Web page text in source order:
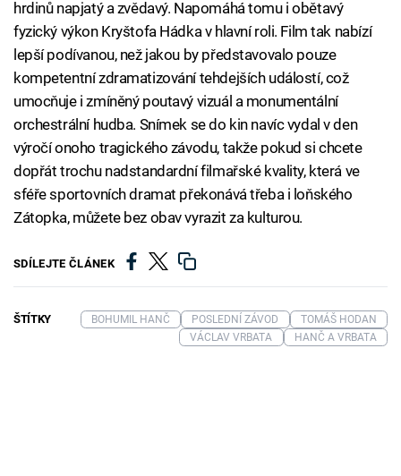
hrdinů napjatý a zvědavý. Napomáhá tomu i obětavý
fyzický výkon Kryštofa Hádka v hlavní roli. Film tak nabízí
lepší podívanou, než jakou by představovalo pouze
kompetentní zdramatizování tehdejších událostí, což
umocňuje i zmíněný poutavý vizuál a monumentální
orchestrální hudba. Snímek se do kin navíc vydal v den
výročí onoho tragického závodu, takže pokud si chcete
dopřát trochu nadstandardní filmařské kvality, která ve
sféře sportovních dramat překonává třeba i loňského
Zátopka, můžete bez obav vyrazit za kulturou.
SDÍLEJTE ČLÁNEK
ŠTÍTKY BOHUMIL HANČ POSLEDNÍ ZÁVOD
TOMÁŠ HODAN
VÁCLAV VRBATA
HANČ A VRBATA